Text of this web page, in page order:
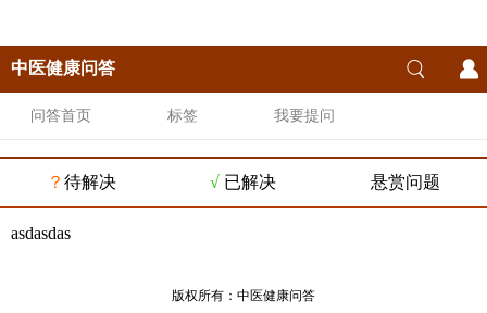
中医健康问答
问答首页 标签 我要提问
？ 待解决 √ 已解决 悬赏问题
asdasdas
版权所有： 中医健康问答